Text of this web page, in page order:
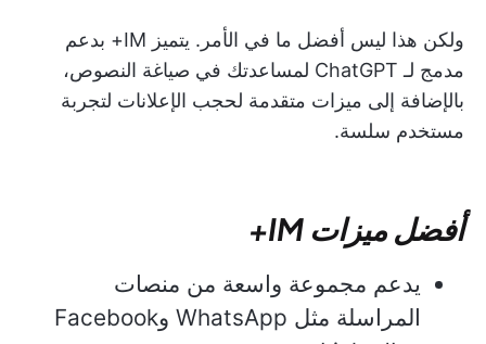
ولكن هذا ليس أفضل ما في الأمر. يتميز IM+ بدعم
مدمج لـ ChatGPT لمساعدتك في صياغة النصوص،
بالإضافة إلى ميزات متقدمة لحجب الإعلانات لتجربة
مستخدم سلسة.
أفضل ميزات IM+
يدعم مجموعة واسعة من منصات
المراسلة مثل WhatsApp وFacebook